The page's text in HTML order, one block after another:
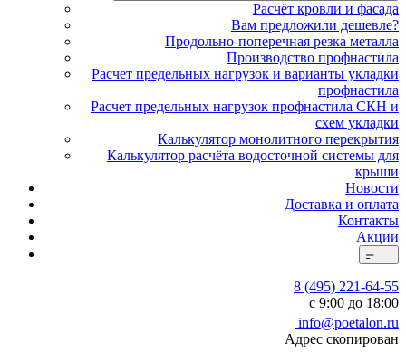
Расчёт кровли и фасада
Вам предложили дешевле?
Продольно-поперечная резка металла
Производство профнастила
Расчет предельных нагрузок и варианты укладки
профнастила
Расчет предельных нагрузок профнастила СКН и
схем укладки
Калькулятор монолитного перекрытия
Калькулятор расчёта водосточной системы для
крыши
Новости
Доставка и оплата
Контакты
Акции
8 (495) 221-64-55
с 9:00 до 18:00
info@poetalon.ru
Адрес скопирован